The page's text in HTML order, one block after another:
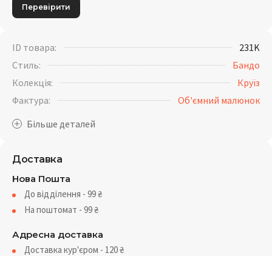
Перевірити
ID товара:
231K
Стиль:
Бандо
Колекція:
Круїз
Фактура:
Об'ємний малюнок
Доставка
Нова Пошта
До відділення - 99₴
На поштомат - 99₴
Адресна доставка
Доставка кур'єром - 120₴